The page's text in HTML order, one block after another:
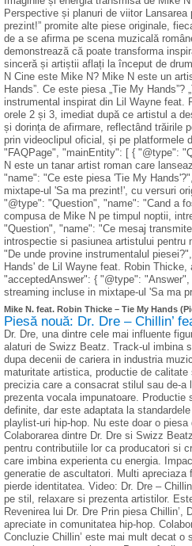
Perspective și planuri de viitor
prezint!” promite alte piese originale,
de a se afirma pe scena muzicală
demonstrează că poate transforma
sinceră și artiștii aflați la început de
N Cine este Mike N? Mike N este un
Hands”. Ce este piesa „Tie My
instrumental inspirat din Lil Wayne feat.
orele 2 și 3, imediat după ce artistul a
și dorința de afirmare, reflectând trăirile
prin videoclipul oficial, și pe platformele
"FAQPage", "mainEntity": [ { "@type":
N este un tanar artist roman care
"name": "Ce este piesa 'Tie My
mixtape-ul 'Sa ma prezint!', cu versuri
"@type": "Question", "name": "Cand a
compusa de Mike N pe timpul noptii,
"Question", "name": "Ce mesaj
introspectie si pasiunea artistului
"De unde provine instrumentalul
Hands' de Lil Wayne feat. Robin
"acceptedAnswer": { "@type":
streaming incluse in mixtape-ul 'Sa ma
Mike N. feat. Robin Thicke – Tie My Hands
Piesă nouă: Dr. Dre – Chillin’
Dr. Dre, una dintre cele mai influente
alaturi de Swizz Beatz. Track-ul imbina
dupa decenii de cariera in industria
maturitate artistica, productie de
precizia care a consacrat stilul sau de-
prezenta vocala impunatoare. Productie
definite, dar este adaptata la
playlist-uri hip-hop. Nu este doar o
Colaborarea dintre Dr. Dre si Swizz
pentru contributiile lor ca producatori si
care imbina experienta cu energia.
generatie de ascultatori. Multi
pierde identitatea. Video: Dr. Dre –
pe stil, relaxare si prezenta artistilor.
Revenirea lui Dr. Dre Prin piesa
apreciate in comunitatea hip-hop.
Concluzie Chillin’ este mai mult decat